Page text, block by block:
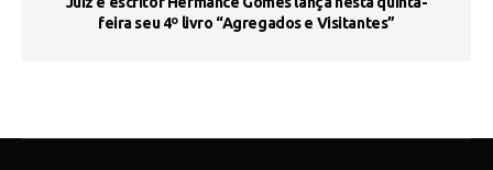
feira seu 4º livro “Agregados e Visitantes”